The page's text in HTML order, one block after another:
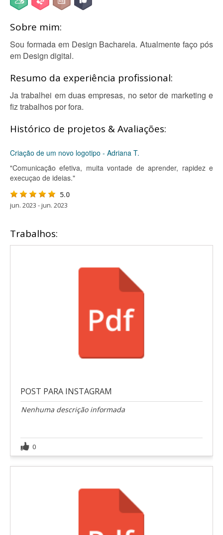
Sobre mim:
Sou formada em Design Bacharela. Atualmente faço pós
em Design digital.
Resumo da experiência profissional:
Ja trabalhei em duas empresas, no setor de marketing e
fiz trabalhos por fora.
Histórico de projetos & Avaliações:
Criação de um novo logotipo - Adriana T.
"Comunicação efetiva, muita vontade de aprender, rapidez e
execuçao de ideias."
5.0
jun. 2023 - jun. 2023
Trabalhos:
POST PARA INSTAGRAM
Nenhuma descrição informada
0